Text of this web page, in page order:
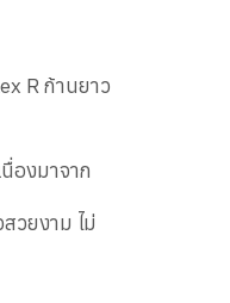
R ก้านยาว
องมาจาก
วยงาม ไม่